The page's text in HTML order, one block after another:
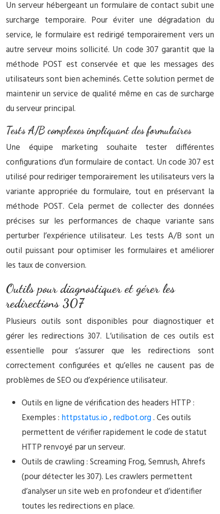
Un serveur hébergeant un formulaire de contact subit une
surcharge temporaire. Pour éviter une dégradation du
service, le formulaire est redirigé temporairement vers un
autre serveur moins sollicité. Un code 307 garantit que la
méthode POST est conservée et que les messages des
utilisateurs sont bien acheminés. Cette solution permet de
maintenir un service de qualité même en cas de surcharge
du serveur principal.
Tests A/B complexes impliquant des formulaires
Une équipe marketing souhaite tester différentes
configurations d’un formulaire de contact. Un code 307 est
utilisé pour rediriger temporairement les utilisateurs vers la
variante appropriée du formulaire, tout en préservant la
méthode POST. Cela permet de collecter des données
précises sur les performances de chaque variante sans
perturber l’expérience utilisateur. Les tests A/B sont un
outil puissant pour optimiser les formulaires et améliorer
les taux de conversion.
Outils pour diagnostiquer et gérer les
redirections 307
Plusieurs outils sont disponibles pour diagnostiquer et
gérer les redirections 307. L’utilisation de ces outils est
essentielle pour s’assurer que les redirections sont
correctement configurées et qu’elles ne causent pas de
problèmes de SEO ou d’expérience utilisateur.
Outils en ligne de vérification des headers HTTP :
Exemples : httpstatus.io,redbot.org. Ces outils
permettent de vérifier rapidement le code de statut
HTTP renvoyé par un serveur.
Outils de crawling : Screaming Frog, Semrush, Ahrefs
(pour détecter les 307). Les crawlers permettent
d’analyser un site web en profondeur et d’identifier
toutes les redirections en place.